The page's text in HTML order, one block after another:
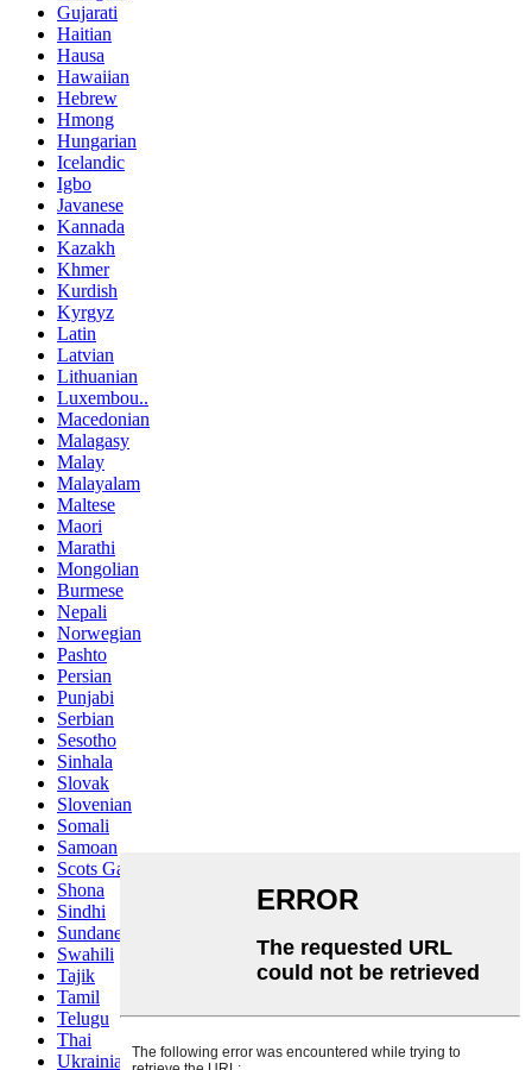
Gujarati
Haitian
Hausa
Hawaiian
Hebrew
Hmong
Hungarian
Icelandic
Igbo
Javanese
Kannada
Kazakh
Khmer
Kurdish
Kyrgyz
Latin
Latvian
Lithuanian
Luxembou..
Macedonian
Malagasy
Malay
Malayalam
Maltese
Maori
Marathi
Mongolian
Burmese
Nepali
Norwegian
Pashto
Persian
Punjabi
Serbian
Sesotho
Sinhala
Slovak
Slovenian
Somali
Samoan
Scots Gaelic
Shona
Sindhi
Sundanese
Swahili
Tajik
Tamil
Telugu
Thai
Ukrainian